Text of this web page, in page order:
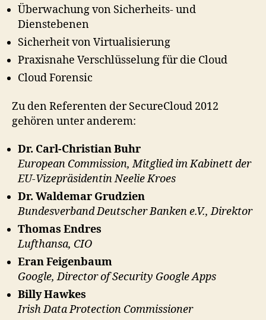
Überwachung von Sicherheits- und
Dienstebenen
Sicherheit von Virtualisierung
Praxisnahe Verschlüsselung für die Cloud
Cloud Forensic
Zu den Referenten der SecureCloud 2012
gehören unter anderem:
Dr. Carl-Christian Buhr
European Commission, Mitglied im Kabinett der
EU-Vizepräsidentin Neelie Kroes
Dr. Waldemar Grudzien
Bundesverband Deutscher Banken e.V., Direktor
Thomas Endres
Lufthansa, CIO
Eran Feigenbaum
Google, Director of Security Google Apps
Billy Hawkes
Irish Data Protection Commissioner